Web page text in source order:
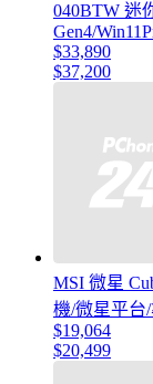
040BTW 迷
Gen4/
$33,890
$37,200
MSI 微星
機/微星平
$19,064
$20,499